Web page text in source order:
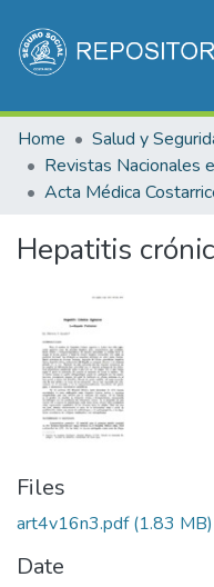
Communities & Collections
All of DSpace
Statistics
Home
Acta Médica
Hepatitis
Files
art4v16n3.pdf(1.83 MB)
Date